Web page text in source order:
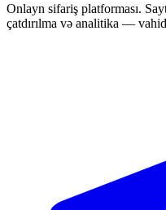
Onlayn sifariş platforması.
çatdırılma və analitika —